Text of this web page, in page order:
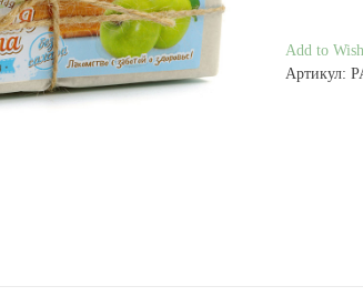
диетическая
Add to
Артикул: